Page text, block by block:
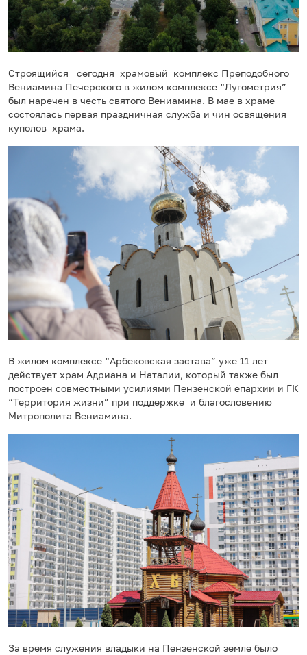
Строящийся сегодня храмовый комплекс Преподобного
Вениамина Печерского в жилом комплексе “Лугометрия”
был наречен в честь святого Вениамина. В мае в храме
состоялась первая праздничная служба и чин освящения
куполов храма.
В жилом комплексе “Арбековская застава” уже 11 лет
действует храм Адриана и Наталии, который также был
построен совместными усилиями Пензенской епархии и ГК
“Территория жизни” при поддержке и благословению
Митрополита Вениамина.
За время служения владыки на Пензенской земле было